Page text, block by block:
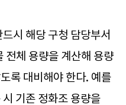
시 해당 구청 담당부서
전체 용량을 계산해 용량
록 대비해야 한다. 예를
기존 정화조 용량을